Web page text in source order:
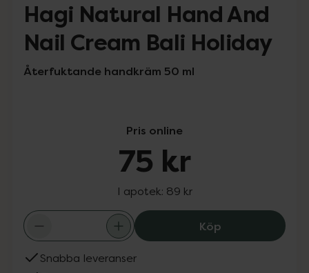
Hagi Natural Hand And
Nail Cream Bali Holiday
Återfuktande handkräm 50 ml
Pris online
75 kr
I apotek: 89 kr
KöpHagi Natural
Snabba leveranser